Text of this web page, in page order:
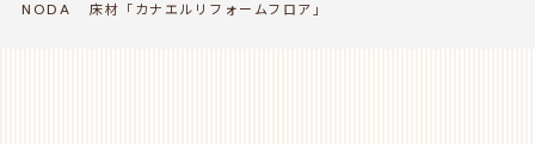
NODA 床材「カナエルリフォームフロア」